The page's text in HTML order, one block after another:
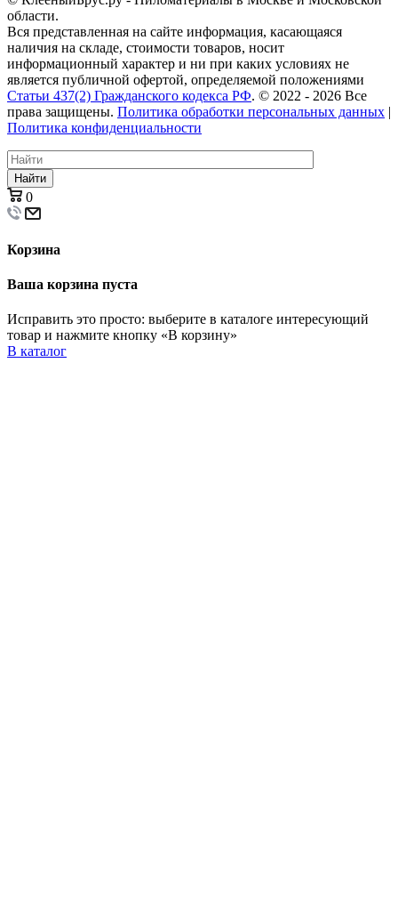
области.
Вся представленная на сайте информация, касающаяся
наличия на складе, стоимости товаров, носит
информационный характер и ни при каких условиях не
является публичной офертой, определяемой положениями
Статьи 437(2) Гражданского кодекса РФ. © 2022 - 2026 Все
права защищены. Политика обработки персональных данных |
Политика конфиденциальности
Найти
0
Корзина
Ваша корзина пуста
Исправить это просто: выберите в каталоге интересующий
товар и нажмите кнопку «В корзину»
В каталог